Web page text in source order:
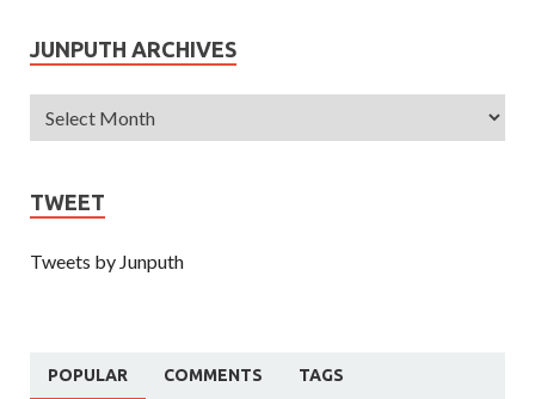
JUNPUTH ARCHIVES
TWEET
Tweets by Junputh
POPULAR COMMENTS TAGS